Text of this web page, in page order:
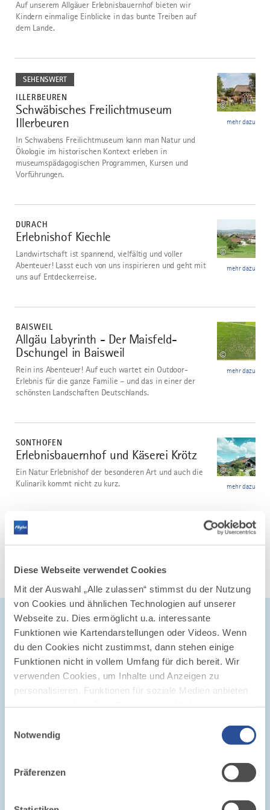
Diese Webseite verwendet Cookies
Mit der Auswahl „Alle zulassen“ stimmst du der Nutzung
von Cookies und ähnlichen Technologien auf unserer
Webseite zu. Dies ermöglicht u.a. interessante
Funktionen wie Kartendarstellungen oder Videos. Wenn
du den Cookies nicht zustimmst, dann stehen einige
Funktionen nicht in vollem Umfang für dich bereit. Wir
verwenden Cookies, um Inhalte und Anzeigen zu
personalisieren, Funktionen für soziale Medien anbieten
deiner Verwendung unserer Website an unsere Partner
möglicherweise mit weiteren Daten zusammen, die du
Nutzung der Dienste gesammelt haben.
Notwendig
Präferenzen
Auf unserem Allgäuer Erlebnisbauernhof bieten wir
Kindern einmalige Einblicke in das bunte Treiben auf
dem Lande.
SEHENSWERT
ILLERBEUREN
7
Schwäbisches Freilichtmuseum
Illerbeuren
©
In Schwabens Freilichtmuseum kann man Natur und
Ökologie im historischen Kontext erleben in
museumspädagogischen Programmen, Kursen und
Vorführungen.
mehr dazu
dazu
DURACH
8
Erlebnishof Kiechle
©
Landwirtschaft ist spannend, vielfältig und voller
Abenteuer! Lasst euch von uns inspirieren und geht mit
uns auf Entdeckerreise.
mehr dazu
BAISWEIL
9
Allgäu Labyrinth - Der Maisfeld-
Dschungel in Baisweil
©
Rein ins Abenteuer! Auf euch wartet ein Outdoor-
Erlebnis für die ganze Familie – und das in einer der
schönsten Landschaften Deutschlands.
mehr dazu
SONTHOFEN
10
Erlebnisbauernhof und Käserei Krötz
©
Ein Natur Erlebnishof der besonderen Art und auch die
Kulinarik kommt nicht zu kurz.
mehr dazu
Magazin